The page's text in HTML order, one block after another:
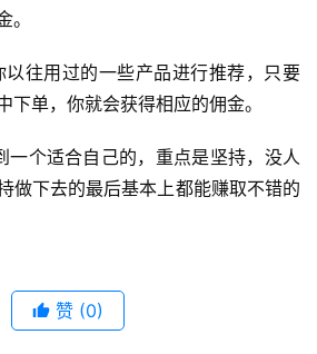
下单，你就会获得相应的佣金。
一个适合自己的，重点是坚持，没人
做下去的最后基本上都能赚取不错的
赞 (0)